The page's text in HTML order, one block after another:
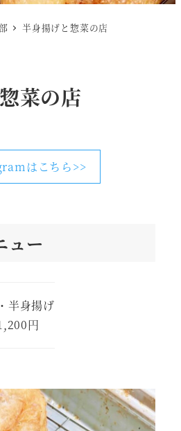
半身揚げと惣菜の店
菜の店
はこちら>>
ュー
・半身揚げ
円